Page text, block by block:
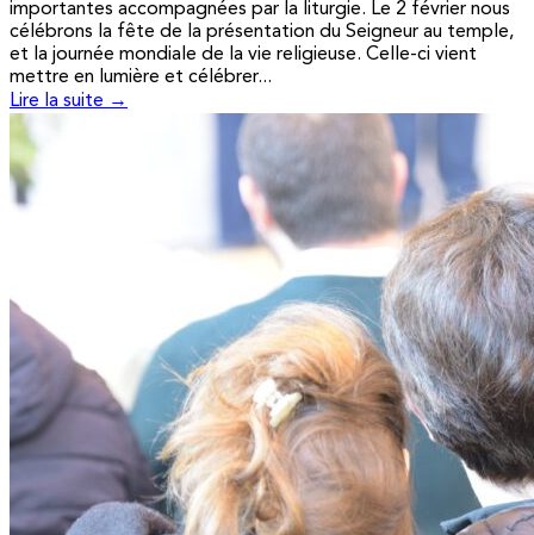
importantes accompagnées par la liturgie. Le 2 février nous
célébrons la fête de la présentation du Seigneur au temple,
et la journée mondiale de la vie religieuse. Celle-ci vient
mettre en lumière et célébrer...
Lire la suite →